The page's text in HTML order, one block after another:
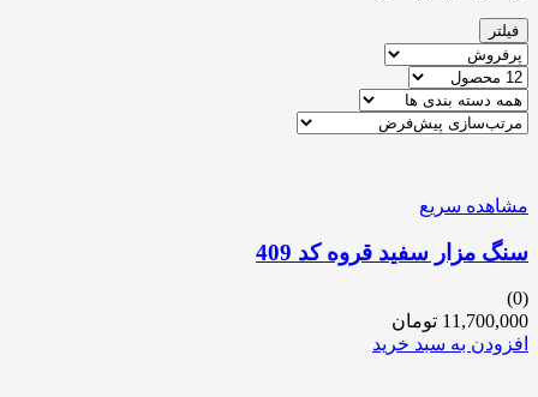
فیلتر
مشاهده سریع
سنگ مزار سفید قروه کد 409
(0)
11,700,000 تومان
افزودن به سبد خرید